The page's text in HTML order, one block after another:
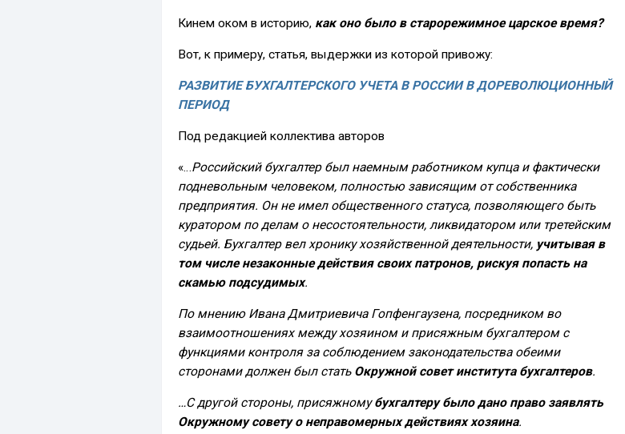
Кинем оком в историю, как оно было в старорежимное царское время?
Вот, к примеру, статья, выдержки из которой привожу:
РАЗВИТИЕ БУХГАЛТЕРСКОГО УЧЕТА В РОССИИ В ДОРЕВОЛЮЦИОННЫЙ
ПЕРИОД
Под редакцией коллектива авторов
«…Российский бухгалтер был наемным работником купца и фактически
подневольным человеком, полностью зависящим от собственника
предприятия. Он не имел общественного статуса, позволяющего быть
куратором по делам о несостоятельности, ликвидатором или третейским
судьей. Бухгалтер вел хронику хозяйственной деятельности, учитывая в
том числе незаконные действия своих патронов, рискуя попасть на
скамью подсудимых.
По мнению Ивана Дмитриевича Гопфенгаузена, посредником во
взаимоотношениях между хозяином и присяжным бухгалтером с
функциями контроля за соблюдением законодательства обеими
сторонами должен был стать Окружной совет института бухгалтеров.
…С другой стороны, присяжномубухгалтеру было дано право заявлять
Окружному совету о неправомерных действиях хозяина.